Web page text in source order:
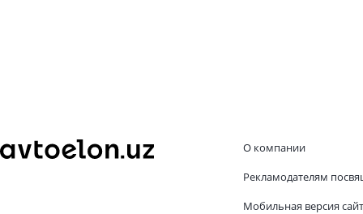
О компании
Рекламодателям
Мобильная версия